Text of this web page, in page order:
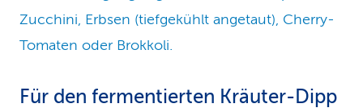
Zucchini, Erbsen (tiefgekühlt angetaut), Cherry-
Tomaten oder Brokkoli.
Für den fermentierten Kräuter-Dipp